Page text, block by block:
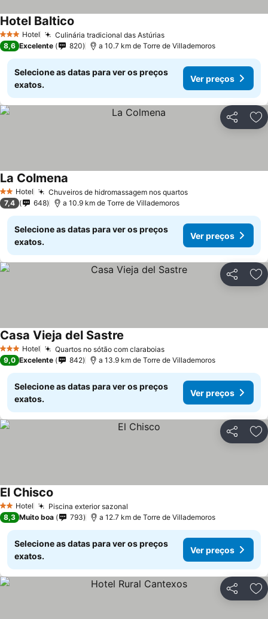
3 EstrelasHotel Culinária tradicional das Astúrias
Hotel Baltico
8,6 Excelente 820 a 10.7 km de Torre de Villademoros
Selecione as datas para ver os preços
exatos.
Ver preços
Partilhar
2 Estrelas
Hotel Chuveiros de hidromassagem nos quartos
La Colmena
7,4 648 a 10.9 km de Torre de Villademoros
Selecione as datas para ver os preços
exatos.
Ver preços
Partilhar
3 EstrelasHotel Quartos no sótão com claraboias
Casa Vieja del Sastre
9,0 Excelente 842 a 13.9 km de Torre de Villademoros
Selecione as datas para ver os preços
exatos.
Ver preços
Partilhar
2 Estrelas
Hotel Piscina exterior sazonal
El Chisco
8,3 Muito boa 793 a 12.7 km de Torre de Villademoros
Selecione as datas para ver os preços
exatos.
Ver preços
Partilhar